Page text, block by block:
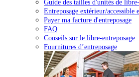
Guide des tailles d'unités de
Entreposage extérieur/accessible
Payer ma facture d'entreposage
FAQ
Conseils sur le libre-entreposage
Fournitures d’entreposage